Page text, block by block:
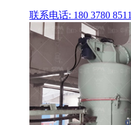
联系电话: 180 3780 8511